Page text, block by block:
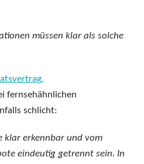
müssen klar als solche
fernsehähnlichen
schlicht:
klar erkennbar und vom
eindeutig getrennt sein. In